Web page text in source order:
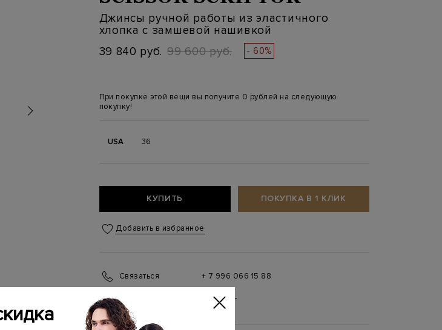
Джинсы ручной работы из эластичного
хлопка с замшевой нашивкой
39 840 руб. 99 600 руб. - 60%
При покупке этой вещи вы получите 0 рублей на следующую
покупку!
USA 36
КУПИТЬ ПОКУПКА В 1 КЛИК
Добавить в избранное
Связаться
+ 7 996 066 15 88
(ежедневно с 10:00 до 21:00)